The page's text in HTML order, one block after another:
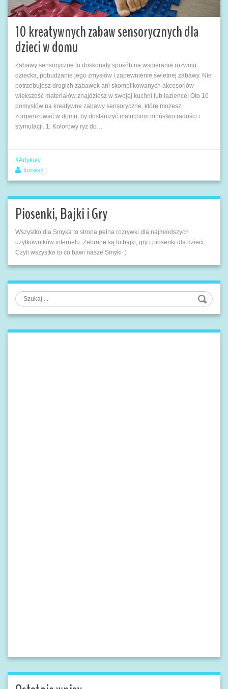
10 kreatywnych zabaw sensorycznych dla
dzieci w domu
Zabawy sensoryczne to doskonały sposób na wspieranie rozwoju
dziecka, pobudzanie jego zmysłów i zapewnienie świetnej zabawy. Nie
potrzebujesz drogich zabawek ani skomplikowanych akcesoriów –
większość materiałów znajdziesz w swojej kuchni lub łazience! Oto 10
pomysłów na kreatywne zabawy sensoryczne, które możesz
zorganizować w domu, by dostarczyć maluchom mnóstwo radości i
stymulacji. 1. Kolorowy ryż do…
Artykuły
tomasz
Piosenki, Bajki i Gry
Wszystko dla Smyka to strona pełna rozrywki dla najmłodszych
użytkowników internetu. Zebrane są tu bajki, gry i piosenki dla dzieci.
Czyli wszystko to co bawi nasze Smyki :)
Szukaj